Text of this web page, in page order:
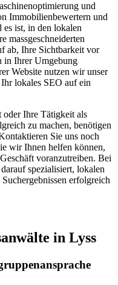
und
Immobilienbewertern und
ist, in den lokalen
massgeschneiderten
ab, Ihre Sichtbarkeit vor
in Ihrer Umgebung
Website nutzen wir unser
lokales SEO auf ein
Ihre Tätigkeit als
zu machen, benötigen
Sie uns noch
wir Ihnen helfen können,
voranzutreiben. Bei
spezialisiert, lokalen
erfolgreich
in Lyss